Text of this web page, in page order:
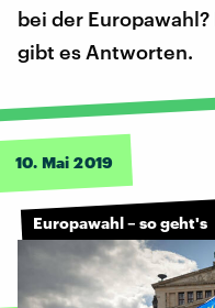
bei der
gibt es Antworten.
10. Mai 2019
Europawahl – so geht's